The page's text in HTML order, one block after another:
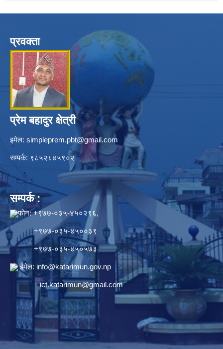
प्रवक्ता
प्रेम बहादुर क्षेत्री
इमेल: simpleprem.pbt@gmail.com
सम्पर्क: ९८५२८४५९०२
सम्पर्क :
फोन: +९७७-०३५-४५०२९६,
+९७७-०३५-४५००३९
+९७७-०३५-४५०५७३
ईमेल: info@katarimun.gov.np
ict.katarimun@gmail.com